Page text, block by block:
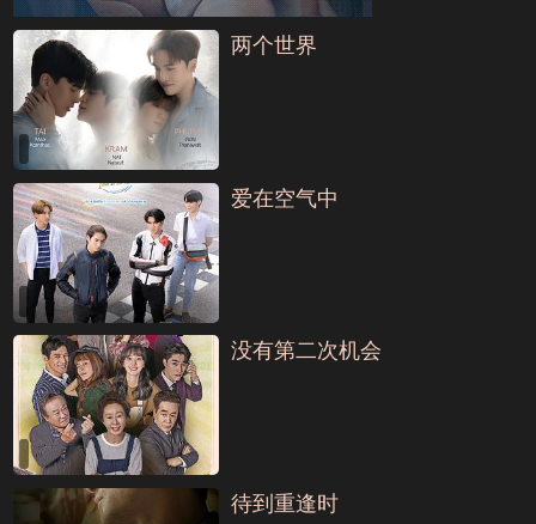
两个世界
爱在空气中
没有第二次机会
待到重逢时